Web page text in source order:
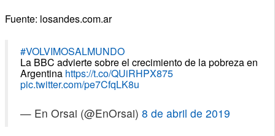
Fuente: losandes.com.ar
#VOLVIMOSALMUNDO
La BBC advierte sobre el crecimiento de la pobreza en
Argentina https://t.co/QUiRHPX875
pic.twitter.com/pe7CfqLK8u
— En Orsai (@EnOrsai) 8 de abril de 2019